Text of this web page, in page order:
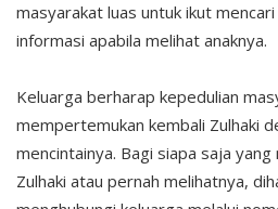
masyarakat luas untuk ikut
informasi apabila melihat anaknya.
Keluarga berharap kepedulian
mempertemukan kembali Zulhaki
mencintainya. Bagi siapa saja
Zulhaki atau pernah melihatnya,